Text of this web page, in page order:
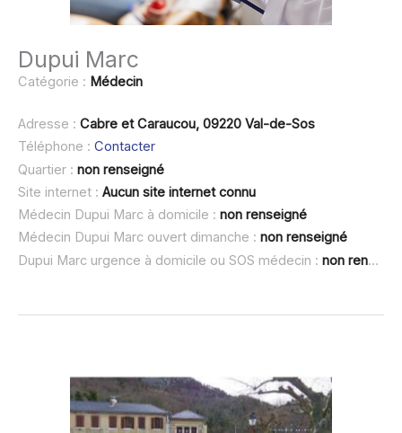
Dupui Marc
Catégorie : Médecin
Adresse : Cabre et Caraucou, 09220 Val-de-Sos
Téléphone : Contacter
Quartier : non renseigné
Site internet : Aucun site internet connu
Médecin Dupui Marc à domicile : non renseigné
Médecin Dupui Marc ouvert dimanche : non renseigné
Dupui Marc urgence à domicile ou SOS médecin : non renseigné